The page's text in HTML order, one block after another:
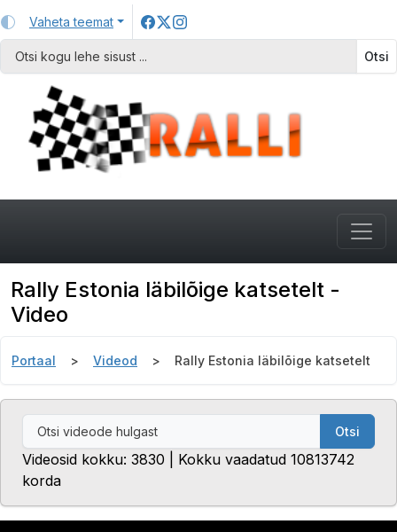
Vaheta teemat
Otsi
Rally Estonia läbilõige katsetelt -
Video
Portaal Videod Rally Estonia läbilõige katsetelt
Otsi
Videosid kokku: 3830 | Kokku vaadatud 10813742
korda